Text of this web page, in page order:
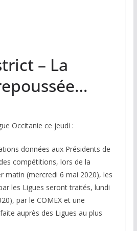
– La
Occitanie ce jeudi :
données aux Présidents de
compétitions, lors de la
matin (mercredi 6 mai 2020), les
les Ligues seront traités, lundi
par le COMEX et une
auprès des Ligues au plus